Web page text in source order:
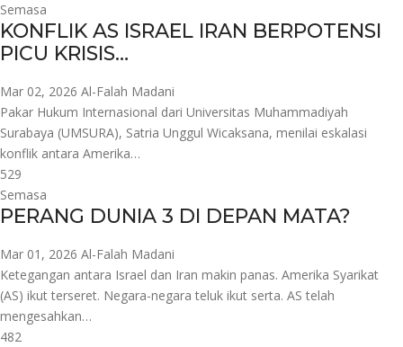
Semasa
KONFLIK AS ISRAEL IRAN BERPOTENSI
PICU KRISIS…
Mar 02, 2026 Al-Falah Madani
Pakar Hukum Internasional dari Universitas Muhammadiyah
Surabaya (UMSURA), Satria Unggul Wicaksana, menilai eskalasi
konflik antara Amerika…
529
Semasa
PERANG DUNIA 3 DI DEPAN MATA?
Mar 01, 2026 Al-Falah Madani
Ketegangan antara Israel dan Iran makin panas. Amerika Syarikat
(AS) ikut terseret. Negara-negara teluk ikut serta. AS telah
mengesahkan…
482